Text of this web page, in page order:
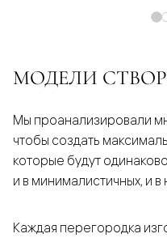
МОДЕЛИ
Мы проанализировали
чтобы создать
которые будут
и в минималистичных, и
Каждая перегородка